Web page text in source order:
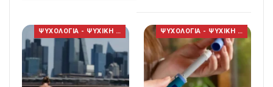
ΨΥΧΟΛΟΓΙΑ - ΨΥΧΙΚΗ ΥΓΕΙΑ ΨΥΧΟΛΟΓΙΑ - ΨΥΧΙΚΗ ΥΓΕΙΑ